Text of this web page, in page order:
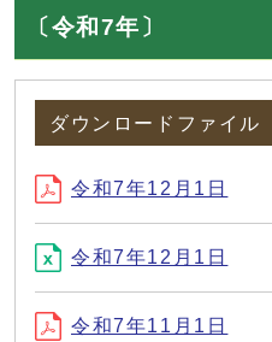
〔令和7年〕
ダウンロードファイル
令和7年12月1日
令和7年12月1日
令和7年11月1日